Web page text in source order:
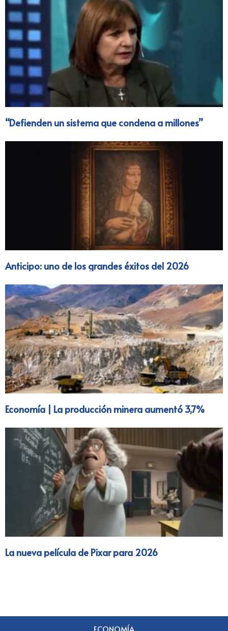
“Defienden un sistema que condena a millones”
Anticipo: uno de los grandes éxitos del 2026
Economía | La producción minera aumentó 3,7%
La nueva película de Pixar para 2026
ECONOMÍA